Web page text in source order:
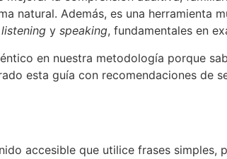
natural. Además, es una herramienta
listening y speaking, fundamentales en
en nuestra metodología porque
esta guía con recomendaciones de
accesible que utilice frases